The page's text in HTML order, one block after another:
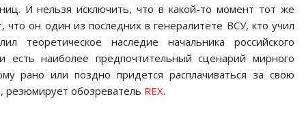
И нельзя исключить, что в какой-то момент тот же
он один из последних в генералитете ВСУ, кто учил
теоретическое наследие начальника российского
есть наиболее предпочтительный сценарий мирного
рано или поздно придется расплачиваться за свою
резюмирует обозреватель REX.